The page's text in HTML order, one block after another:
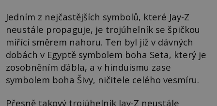
Jedním z nejčastějších symbolů, které Jay-Z
neustále propaguje, je trojúhelník se špičkou
mířící směrem nahoru. Ten byl již v dávných
dobách v Egyptě symbolem boha Seta, který je
zosobněním ďábla, a v hinduismu zase
symbolem boha Šivy, ničitele celého vesmíru.
Přesně takový trojúhelník Jay-Z neustále